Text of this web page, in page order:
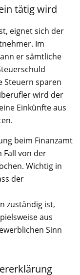
tätig wird
eignet sich der
Im
er sämtliche
Steuern sparen
wird der
Einkünfte aus
beim Finanzamt
Fall von der
Wichtig in
der
zuständig ist,
aus
Sinn